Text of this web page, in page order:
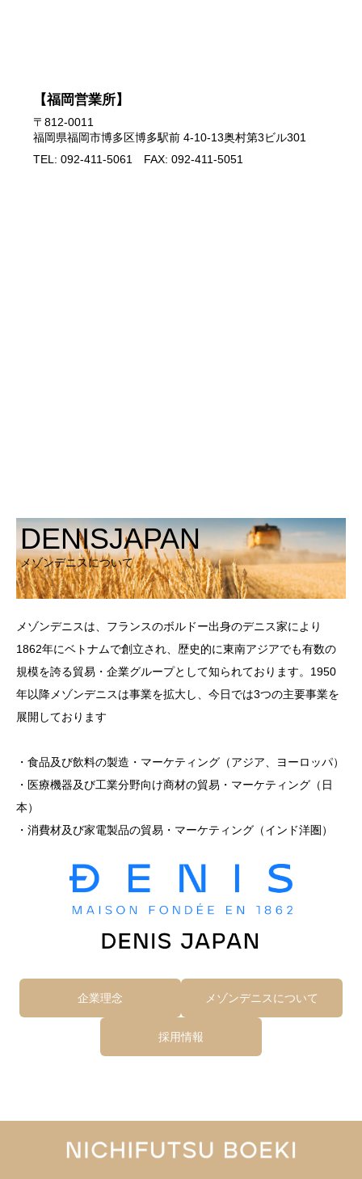
【福岡営業所】
〒812-0011
福岡県福岡市博多区博多駅前 4-10-13奥村第3ビル301
TEL: 092-411-5061 FAX: 092-411-5051
DENISJAPAN
メゾンデニスについて
メゾンデニスは、フランスのボルドー出身のデニス家により
1862年にベトナムで創立され、歴史的に東南アジアでも有数の
規模を誇る貿易・企業グループとして知られております。1950
年以降メゾンデニスは事業を拡大し、今日では3つの主要事業を
展開しております
・食品及び飲料の製造・マーケティング（アジア、ヨーロッパ）
・医療機器及び工業分野向け商材の貿易・マーケティング（日
本）
・消費材及び家電製品の貿易・マーケティング（インド洋圏）
企業理念 メゾンデニスについて
採用情報